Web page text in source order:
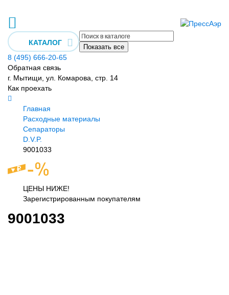
КАТАЛОГ
Показать все
8 (495) 666-20-65
Обратная связь
г. Мытищи, ул. Комарова, стр. 14
Как проехать
Главная
Расходные материалы
Сепараторы
D.V.P.
9001033
ЦЕНЫ НИЖЕ!
Зарегистрированным покупателям
9001033